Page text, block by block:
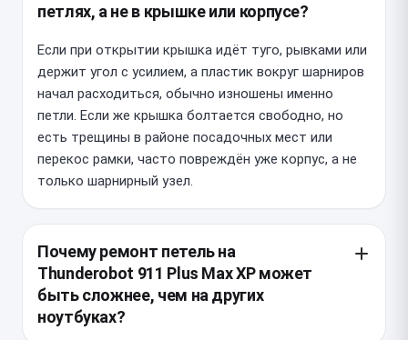
петлях, а не в крышке или корпусе?
Если при открытии крышка идёт туго, рывками или
держит угол с усилием, а пластик вокруг шарниров
начал расходиться, обычно изношены именно
петли. Если же крышка болтается свободно, но
есть трещины в районе посадочных мест или
перекос рамки, часто повреждён уже корпус, а не
только шарнирный узел.
Почему ремонт петель на
Thunderobot 911 Plus Max XP может
быть сложнее, чем на других
ноутбуках?